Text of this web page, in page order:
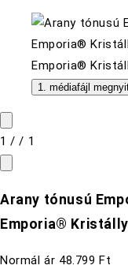
1. médiafájl
1 // 1
Arany tónusú
Emporia®
Normál ár 48.799 Ft